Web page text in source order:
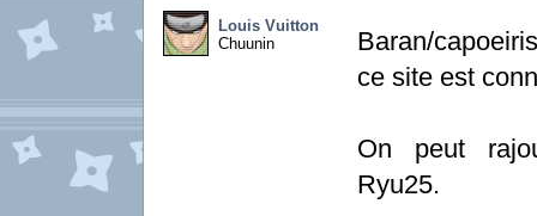
Louis Vuitton
Chuunin
Baran/
ce site est
On peut
Ryu25.